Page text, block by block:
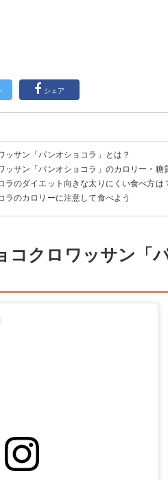
シェア
ッサン「パンオショコラ」とは？
コラからリニューアル（フランス）
あたり）
ッサン「パンオショコラ」のカロリー・糖
のカロリー・糖質
のカロリー・糖質を他のパンと比較
（1個）のカロリー消費に必要な運動量
ラのダイエット向きな太りにくい食べ方は
べる
ラのカロリーに注意して食べよう
コクロワッサン「